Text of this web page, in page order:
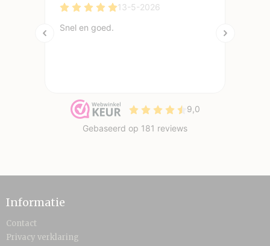
Informatie
Contact
Privacy verklaring